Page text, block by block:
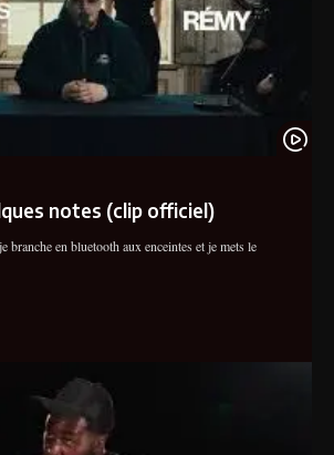
notes (clip officiel)
branche en bluetooth aux enceintes et je mets le